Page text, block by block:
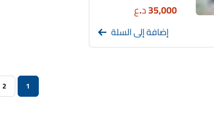
35,000د.ع
إضافة إلى السلة
1
2